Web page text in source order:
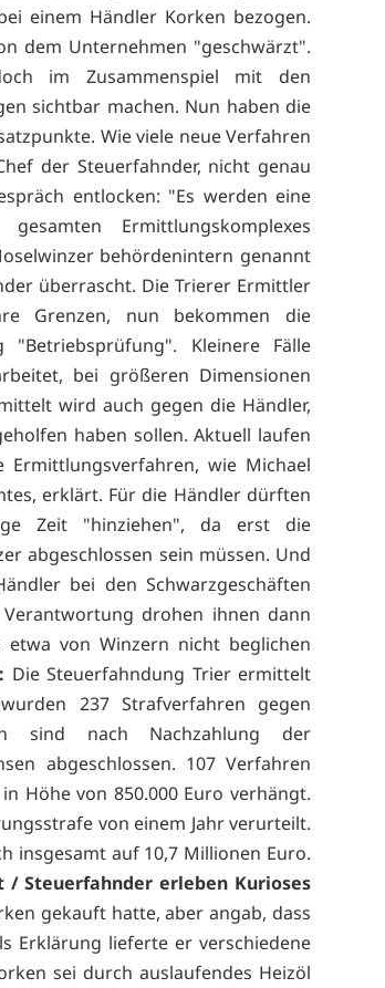
einem Händler Korken bezogen.
dem Unternehmen "geschwärzt".
im Zusammenspiel mit den
sichtbar machen. Nun haben die
Wie viele neue Verfahren
der Steuerfahnder, nicht genau
entlocken: "Es werden eine
Ermittlungskomplexes
behördenintern genannt
überrascht. Die Trierer Ermittler
Grenzen, nun bekommen die
Kleinere Fälle
bei größeren Dimensionen
wird auch gegen die Händler,
haben sollen. Aktuell laufen
wie Michael
erklärt. Für die Händler dürften
Zeit "hinziehen", da erst die
abgeschlossen sein müssen. Und
bei den Schwarzgeschäften
drohen ihnen dann
etwa von Winzern nicht beglichen
Die Steuerfahndung Trier ermittelt
237 Strafverfahren gegen
sind nach Nachzahlung der
abgeschlossen. 107 Verfahren
Höhe von 850.000 Euro verhängt.
von einem Jahr verurteilt.
insgesamt auf 10,7 Millionen Euro.
Steuerfahnder erleben Kurioses
gekauft hatte, aber angab, dass
Erklärung lieferte er verschiedene
sei durch auslaufendes Heizöl